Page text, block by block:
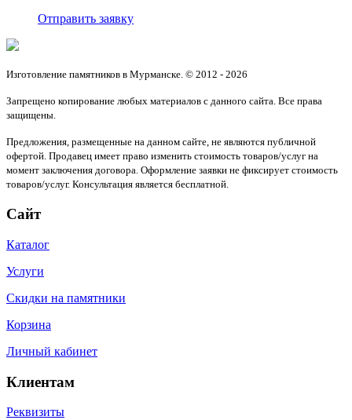
Отправить заявку
Изготовление памятников в Мурманске. © 2012 - 2026
Запрещено копирование любых материалов с данного сайта. Все права
защищены.
Предложения, размещенные на данном сайте, не являются публичной
офертой. Продавец имеет право изменить стоимость товаров/услуг на
момент заключения договора. Оформление заявки не фиксирует стоимость
товаров/услуг. Консультация является бесплатной.
Сайт
Каталог
Услуги
Скидки на памятники
Корзина
Личный кабинет
Клиентам
Реквизиты